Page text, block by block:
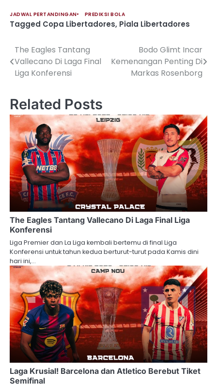
JADWAL PERTANDINGAN PREDIKSI BOLA
Tagged Copa Libertadores, Piala Libertadores
Post
navigation
The Eagles Tantang
Vallecano Di Laga Final
Liga Konferensi
Bodo Glimt Incar
Kemenangan Penting Di
Markas Rosenborg
Related Posts
The Eagles Tantang Vallecano Di Laga Final Liga
Konferensi
Liga Premier dan La Liga kembali bertemu di final Liga
Konferensi untuk tahun kedua berturut-turut pada Kamis dini
hari ini,…
Laga Krusial! Barcelona dan Atletico Berebut Tiket
Semifinal